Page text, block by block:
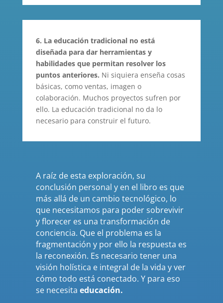
6. La educación tradicional no está
diseñada para dar herramientas y
habilidades que permitan resolver los
puntos anteriores. Ni siquiera enseña cosas
básicas, como ventas, imagen o
colaboración. Muchos proyectos sufren por
ello. La educación tradicional no da lo
necesario para construir el futuro.
A raíz de esta exploración, su
conclusión personal y en el libro es que
más allá de un cambio tecnológico, lo
que necesitamos para poder sobrevivir
y florecer es una transformación de
conciencia. Que el problema es la
fragmentación y por ello la respuesta es
la reconexión. Es necesario tener una
visión holística e integral de la vida y ver
cómo todo está conectado. Y para eso
se necesita educación.